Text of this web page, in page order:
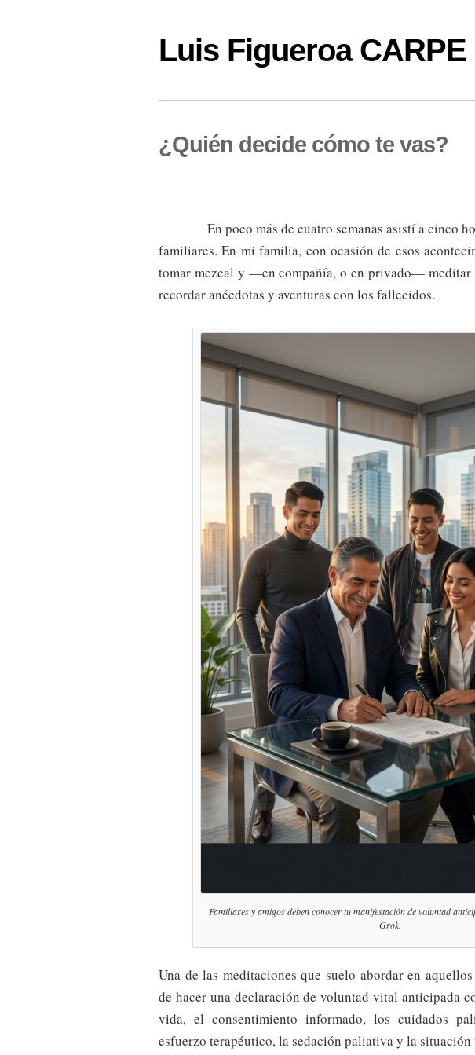
Luis Figueroa CARPE
¿Quién decide cómo te vas?
En poco más de cuatro semanas asistí a cinco
familiares. En mi familia, con ocasión de esos
tomar mezcal y —en compañía, o en privado— meditar
recordar anécdotas y aventuras con los fallecidos.
Familiares y amigos deben conocer tu manifestación de voluntad
Grok.
Una de las meditaciones que suelo abordar en
de hacer una declaración de voluntad vital anticipada
vida, el consentimiento informado, los cuidados
esfuerzo terapéutico, la sedación paliativa y la situación